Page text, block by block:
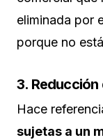
eliminada por
porque no
3.
Hace
sujetas a un